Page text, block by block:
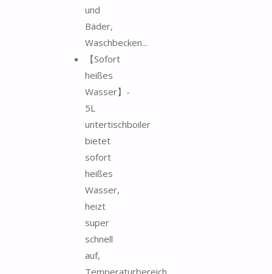
und
Bäder,
Waschbecken...
【Sofort
heißes
Wasser】-
5L
untertischboiler
bietet
sofort
heißes
Wasser,
heizt
super
schnell
auf,
Temperaturbereich